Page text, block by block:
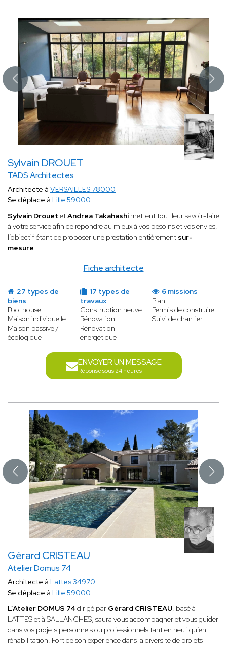
Sylvain DROUET
TADS Architectes
Fiche architecte
Architecte à VERSAILLES 78000
Se déplace à Lille 59000
Sylvain Drouet etAndrea Takahashi mettent tout leur savoir-faire
à votre service afin de répondre au mieux à vos besoins et vos envies,
l’objectif étant de proposer une prestation entièrement sur-
mesure.
27 types de
biens
Pool house
Maison individuelle
Maison passive /
écologique
17 types de
travaux
Construction neuve
Rénovation
Rénovation
énergétique
6 missions
Plan
Permis de construire
Suivi de chantier
ENVOYER UN MESSAGE
Réponse sous 24 heures
Gérard CRISTEAU
Atelier Domus 74
Architecte à Lattes 34970
Se déplace à Lille 59000
L’Atelier DOMUS 74 dirigé par Gérard CRISTEAU, basé à
LATTES et à SALLANCHES, saura vous accompagner et vous guider
dans vos projets personnels ou professionnels tant en neuf qu’en
réhabilitation. Fort de son expérience dans la diversité de projets